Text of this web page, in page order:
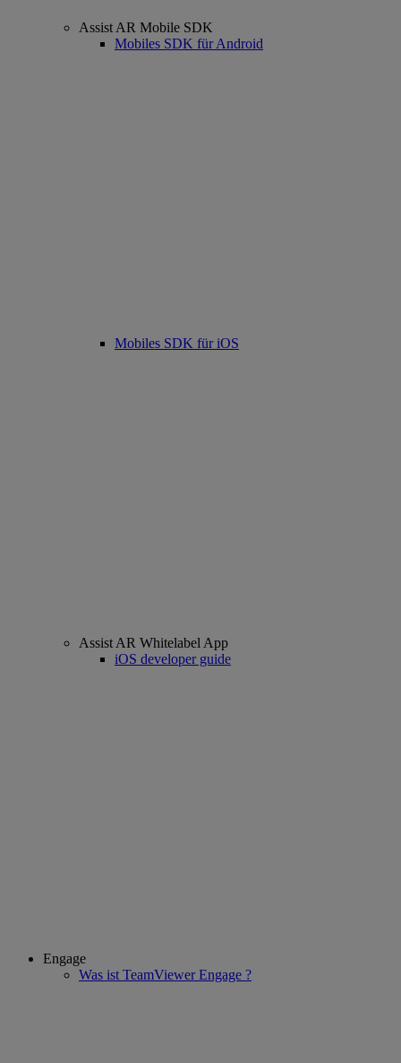
Assist AR Mobile SDK
Mobiles SDK für Android
Mobiles SDK für iOS
Assist AR Whitelabel App
iOS developer guide
Engage
Was ist TeamViewer Engage ?